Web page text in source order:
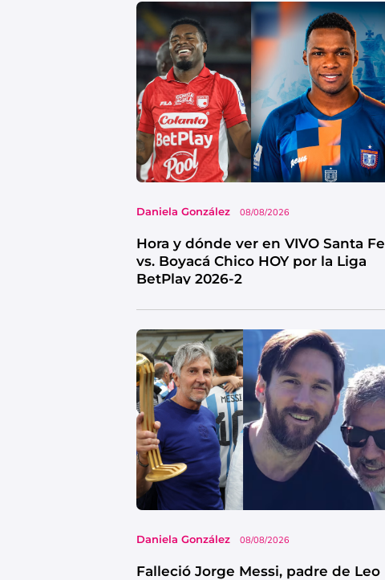
Daniela González 08/08/2026
Hora y dónde ver en VIVO Santa Fe
vs. Boyacá Chico HOY por la Liga
BetPlay 2026-2
Daniela González 08/08/2026
Falleció Jorge Messi, padre de Leo